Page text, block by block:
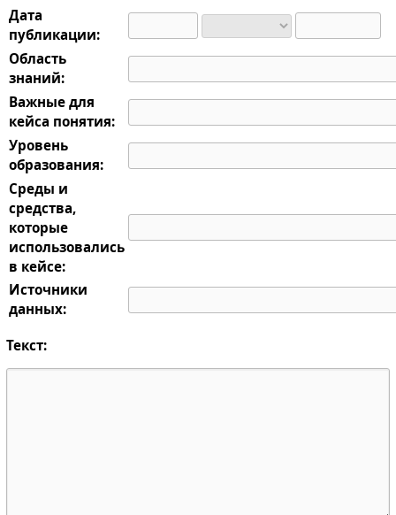
Дата
публикации:
Область
знаний:
Важные для
кейса понятия:
Уровень
образования:
Среды и
средства,
которые
использовались
в кейсе:
Источники
данных:
Текст: